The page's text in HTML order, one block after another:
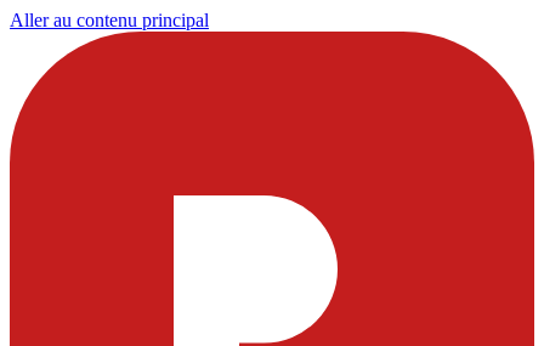
Aller au contenu principal